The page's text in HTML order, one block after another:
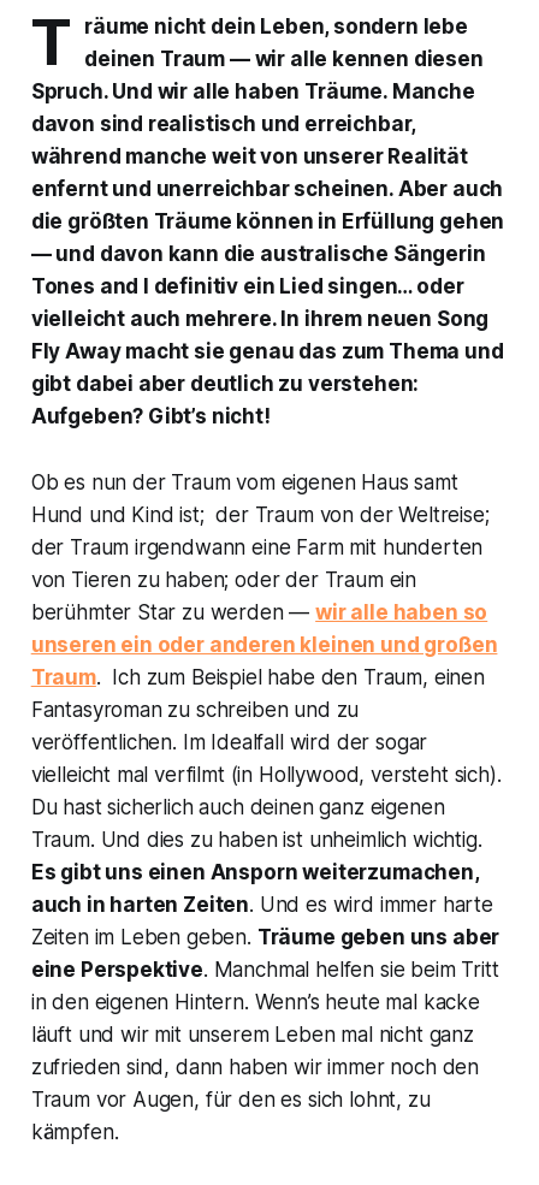
T
räume nicht dein Leben, sondern lebe
deinen Traum — wir alle kennen diesen
Spruch. Und wir alle haben Träume. Manche
davon sind realistisch und erreichbar,
während manche weit von unserer Realität
enfernt und unerreichbar scheinen. Aber auch
die größten Träume können in Erfüllung gehen
— und davon kann die australische Sängerin
Tones and I definitiv ein Lied singen… oder
vielleicht auch mehrere. In ihrem neuen Song
Fly Awaymacht sie genau das zum Thema und
gibt dabei aber deutlich zu verstehen:
Aufgeben? Gibt’s nicht!
Ob es nun der Traum vom eigenen Haus samt
Hund und Kind ist; der Traum von der Weltreise;
der Traum irgendwann eine Farm mit hunderten
von Tieren zu haben; oder der Traum ein
berühmter Star zu werden —wir alle haben so
unseren ein oder anderen kleinen und großen
Traum. Ich zum Beispiel habe den Traum, einen
Fantasyroman zu schreiben und zu
veröffentlichen. Im Idealfall wird der sogar
vielleicht mal verfilmt (in Hollywood, versteht sich).
Du hast sicherlich auch deinen ganz eigenen
Traum. Und dies zu haben ist unheimlich wichtig.
Es gibt uns einen Ansporn weiterzumachen,
auch in harten Zeiten. Und es wird immer harte
Zeiten im Leben geben. Träume geben uns aber
eine Perspektive. Manchmal helfen sie beim Tritt
in den eigenen Hintern. Wenn’s heute mal kacke
läuft und wir mit unserem Leben mal nicht ganz
zufrieden sind, dann haben wir immer noch den
Traum vor Augen, für den es sich lohnt, zu
kämpfen.